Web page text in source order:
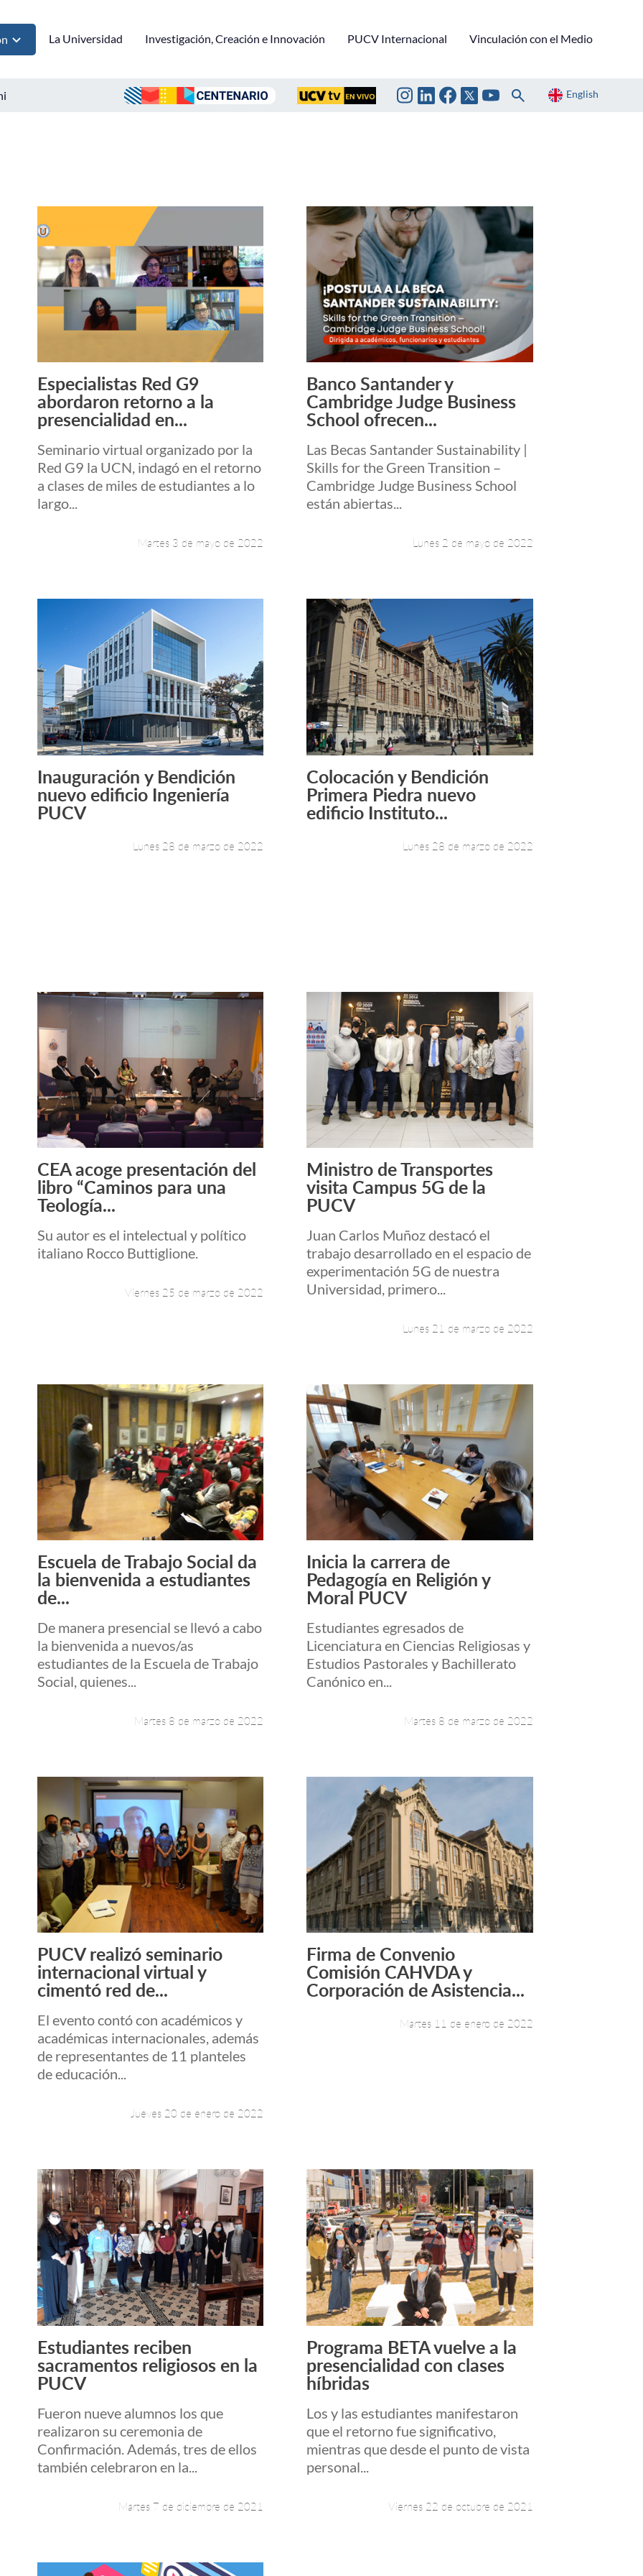
La Universidad Investigación, Creación e Innovación PUCV Internacional Vinculación con el Medio
English
Leer más +
Especialistas Red G9
abordaron retorno a la
presencialidad en...
Seminario virtual organizado por la
Red G9 la UCN, indagó en el retorno
a clases de miles de estudiantes a lo
largo...
Martes 3 de mayo de 2022
Leer más +
Banco Santander y
Cambridge Judge Business
School ofrecen...
Las Becas Santander Sustainability |
Skills for the Green Transition –
Cambridge Judge Business School
están abiertas...
Lunes 2 de mayo de 2022
Leer más +
Inauguración y Bendición
nuevo edificio Ingeniería
PUCV
Lunes 28 de marzo de 2022
Leer más +
Colocación y Bendición
Primera Piedra nuevo
edificio Instituto...
Lunes 28 de marzo de 2022
Leer más +
CEA acoge presentación del
libro “Caminos para una
Teología...
Su autor es el intelectual y político
italiano Rocco Buttiglione.
Viernes 25 de marzo de 2022
Leer más +
Ministro de Transportes
visita Campus 5G de la
PUCV
Juan Carlos Muñoz destacó el
trabajo desarrollado en el espacio de
experimentación 5G de nuestra
Universidad, primero...
Lunes 21 de marzo de 2022
Leer más +
Escuela de Trabajo Social da
la bienvenida a estudiantes
de...
De manera presencial se llevó a cabo
la bienvenida a nuevos/as
estudiantes de la Escuela de Trabajo
Social, quienes...
Martes 8 de marzo de 2022
Leer más +
Inicia la carrera de
Pedagogía en Religión y
Moral PUCV
Estudiantes egresados de
Licenciatura en Ciencias Religiosas y
Estudios Pastorales y Bachillerato
Canónico en...
Martes 8 de marzo de 2022
Leer más +
PUCV realizó seminario
internacional virtual y
cimentó red de...
El evento contó con académicos y
académicas internacionales, además
de representantes de 11 planteles
de educación...
Jueves 20 de enero de 2022
Leer más +
Firma de Convenio
Comisión CAHVDA y
Corporación de Asistencia...
Martes 11 de enero de 2022
Leer más +
Estudiantes reciben
sacramentos religiosos en la
PUCV
Fueron nueve alumnos los que
realizaron su ceremonia de
Confirmación. Además, tres de ellos
también celebraron en la...
Martes 7 de diciembre de 2021
Leer más +
Programa BETA vuelve a la
presencialidad con clases
híbridas
Los y las estudiantes manifestaron
que el retorno fue significativo,
mientras que desde el punto de vista
personal...
Viernes 22 de octubre de 2021